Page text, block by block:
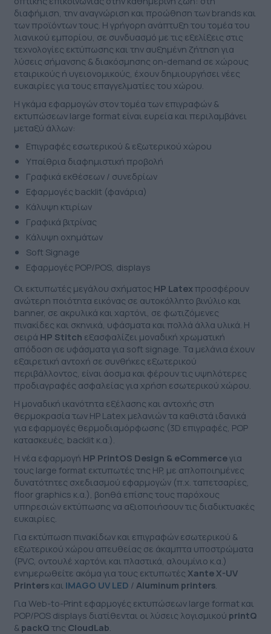
ΕΡΓΑΛΕΊΑ - ΑΞΕΣΟΥΆΡ
ΒΟΗΘΗΤΙΚΌΣ ΕΞΟΠΛΙΣΜΌΣ
ΚΑΤΑ ΠΑΡΑΓΓΕΛΊΑ
ΜΕΤΑΧΕΙΡΙΣΜΈΝΑ
ΕΤΙΚΈΤΑ - ΕΎΚΑΜΠΤΗ ΣΥΣΚΕΥΑΣΊΑ
ΤΕΧΝΙΚΆ ΣΧΈΔΙΑ
διαφήμιση, την αναγνώριση και προώθηση των brands και
των προϊόντων τους. Η γρήγορη ανάπτυξη του τομέα του
λιανικού εμπορίου, σε συνδυασμό με τις εξελίξεις στις
τεχνολογίες εκτύπωσης και την αυξημένη ζήτηση για
λύσεις σήμανσης & διακόσμησης on-demand σε χώρους
εταιρικούς ή υγειονομικούς, έχουν δημιουργήσει νέες
ευκαιρίες για τους επαγγελματίες του χώρου.
Η γκάμα εφαρμογών στον τομέα των επιγραφών &
εκτυπώσεων large format είναι ευρεία και περιλαμβάνει
μεταξύ άλλων:
Επιγραφές εσωτερικού & εξωτερικού χώρου
Υπαίθρια διαφημιστική προβολή
Γραφικά εκθέσεων / συνεδρίων
Εφαρμογές backlit (φανάρια)
Κάλυψη κτιρίων
Γραφικά βιτρίνας
Κάλυψη οχημάτων
Soft Signage
Εφαρμογές POP/POS, displays
Οι εκτυπωτές μεγάλου σχήματος HP Latexπροσφέρουν
ανώτερη ποιότητα εικόνας σε αυτοκόλλητο βινύλιο και
banner, σε ακρυλικά και χαρτόνι, σε φωτιζόμενες
πινακίδες και σκηνικά, υφάσματα και πολλά άλλα υλικά. Η
σειρά HP Stitch εξασφαλίζει μοναδική χρωματική
απόδοση σε υφάσματα για soft signage. Τα μελάνια έχουν
εξαιρετική αντοχή σε συνθήκες εξωτερικού
περιβάλλοντος, είναι άοσμα και φέρουν τις υψηλότερες
προδιαγραφές ασφαλείας για χρήση εσωτερικού χώρου.
Η μοναδική ικανότητα εξέλασης και αντοχής στη
θερμοκρασία των HP Latex μελανιών τα καθιστά ιδανικά
για εφαρμογές θερμοδιαμόρφωσης (3D επιγραφές, POP
κατασκευές, backlit κ.α.).
Η νέα εφαρμογή HP PrintOS Design & eCommerceγια
τους large format εκτυπωτές της HP, με απλοποιημένες
δυνατότητες σχεδιασμού εφαρμογών (π.χ. ταπετσαρίες,
floor graphics κ.α.), βοηθά επίσης τους παρόχους
υπηρεσιών εκτύπωσης να αξιοποιήσουν τις διαδικτυακές
ευκαιρίες.
Για εκτύπωση πινακίδων και επιγραφών εσωτερικού &
εξωτερικού χώρου απευθείας σε άκαμπτα υποστρώματα
(PVC, οντουλέ χαρτόνι και πλαστικά, αλουμίνιο κ.α.)
ενημερωθείτε ακόμα για τους εκτυπωτές Xante X-UV
Printersκαι IMAGO UV LED / Aluminum printers.
Για Web-to-Print εφαρμογές εκτυπώσεων large format και
POP/POS displays διατίθενται οι λύσεις λογισμικού printQ
& packQ της CloudLab